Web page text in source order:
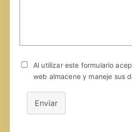
Al utilizar este formulario
web almacene y maneje sus
Enviar